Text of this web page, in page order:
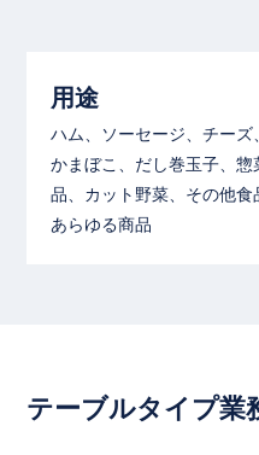
用途
ハム、ソーセージ、チーズ
かまぼこ、だし巻玉子、
品、カット野菜、その他
あらゆる商品
テーブルタイプ業